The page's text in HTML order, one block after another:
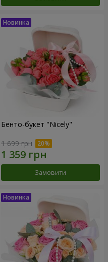
Бенто-букет "Nicely"
1 699 грн
Замовити